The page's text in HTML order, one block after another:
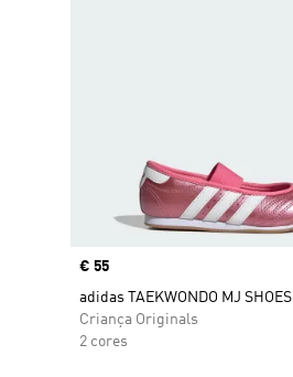
Price
€ 55
adidas TAEKWONDO MJ SHOES
Criança Originals
2 cores